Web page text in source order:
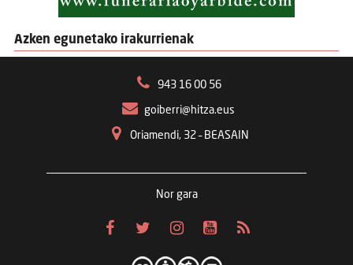
Azken egunetako irakurrienak
943 16 00 56
goiberri@hitza.eus
Oriamendi, 32 – BEASAIN
Nor gara